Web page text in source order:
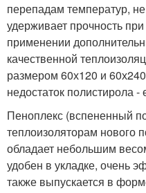
перепадам температур,
удерживает прочность
применении
качественной
размером 60х120 и
недостаток полистирола
Пеноплекс (вспененный
теплоизоляторам нового
обладает небольшим
удобен в укладке, очень
также выпускается в